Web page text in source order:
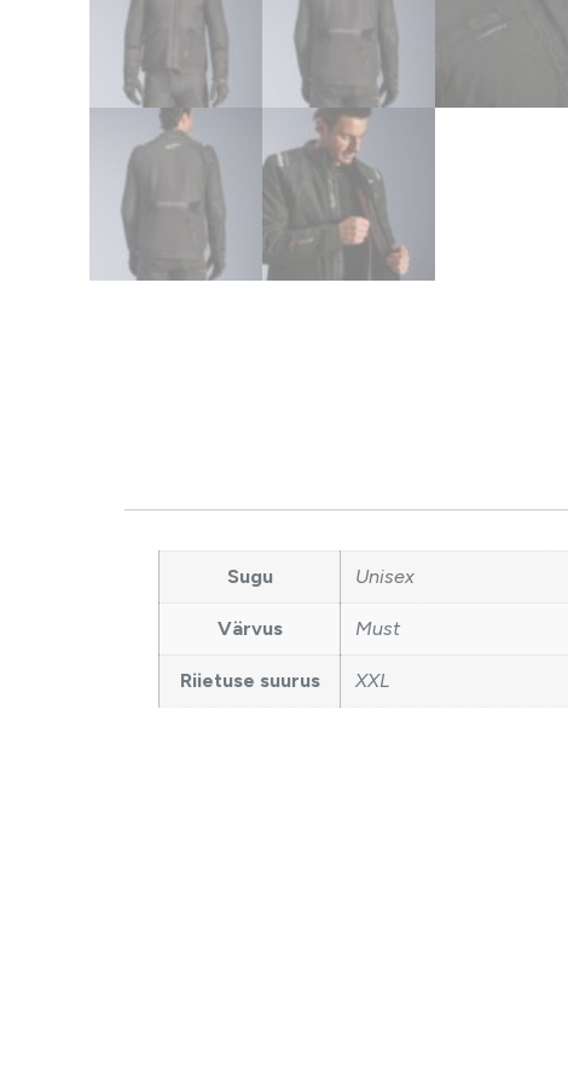
Sugu Unisex
Värvus Must
Riietuse suurus XXL